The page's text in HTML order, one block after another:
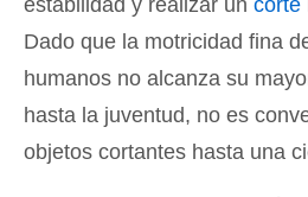
Dado que la motricidad fina
humanos no alcanza su
hasta la juventud, no es
objetos cortantes hasta una